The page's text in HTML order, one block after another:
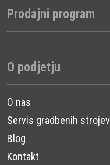
Prodajni program
O podjetju
O nas
Servis gradbenih strojev
Blog
Kontakt